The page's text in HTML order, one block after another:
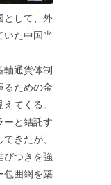
として、外
いた中国当
通貨体制
るための金
てくる。
ーと結託す
きたが、
びつきを強
包囲網を築